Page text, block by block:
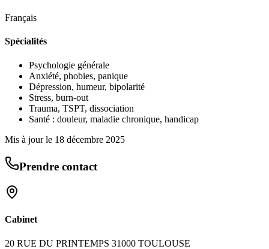
Français
Spécialités
Psychologie générale
Anxiété, phobies, panique
Dépression, humeur, bipolarité
Stress, burn-out
Trauma, TSPT, dissociation
Santé : douleur, maladie chronique, handicap
Mis à jour le 18 décembre 2025
Prendre contact
Cabinet
20 RUE DU PRINTEMPS 31000 TOULOUSE